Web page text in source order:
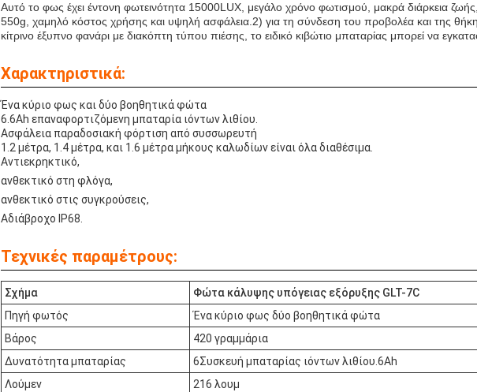
Αυτό το φως έχει έντονη φωτεινότητα 15000LUX, μεγάλο χρόνο φωτισμού, μακρά διάρκεια
550g, χαμηλό κόστος χρήσης και υψηλή ασφάλεια.2) για τη σύνδεση του προβολέα και της
κίτρινο έξυπνο φανάρι με διακόπτη τύπου πιέσης, το ειδικό κιβώτιο μπαταρίας μπορεί να
Χαρακτηριστικά:
Ένα κύριο φως και δύο βοηθητικά φώτα
6.6Ah επαναφορτιζόμενη μπαταρία ιόντων λιθίου.
Ασφάλεια παραδοσιακή φόρτιση από συσσωρευτή
1.2 μέτρα, 1.4 μέτρα, και 1.6 μέτρα μήκους καλωδίων είναι όλα διαθέσιμα.
Αντιεκρηκτικό,
ανθεκτικό στη φλόγα,
ανθεκτικό στις συγκρούσεις,
Αδιάβροχο IP68.
Τεχνικές παραμέτρους:
Σχήμα
Φώτα κάλυψης υπόγειας εξόρυξης GLT-7C
Πηγή φωτός
Ένα κύριο φως δύο βοηθητικά φώτα
Βάρος
420 γραμμάρια
Δυνατότητα μπαταρίας
6Συσκευή μπαταρίας ιόντων λιθίου.6Ah
Λούμεν
216 λουμ